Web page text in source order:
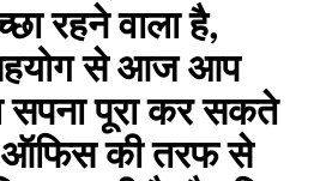
रहने वाला है,
सहयोग से आज आप
सपना पूरा कर सकते
की तरफ से